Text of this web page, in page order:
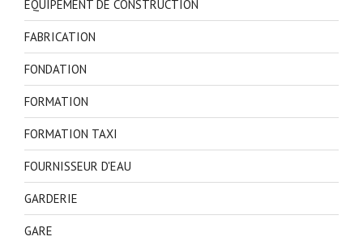
EQUIPEMENT DE CONSTRUCTION
FABRICATION
FONDATION
FORMATION
FORMATION TAXI
FOURNISSEUR D'EAU
GARDERIE
GARE